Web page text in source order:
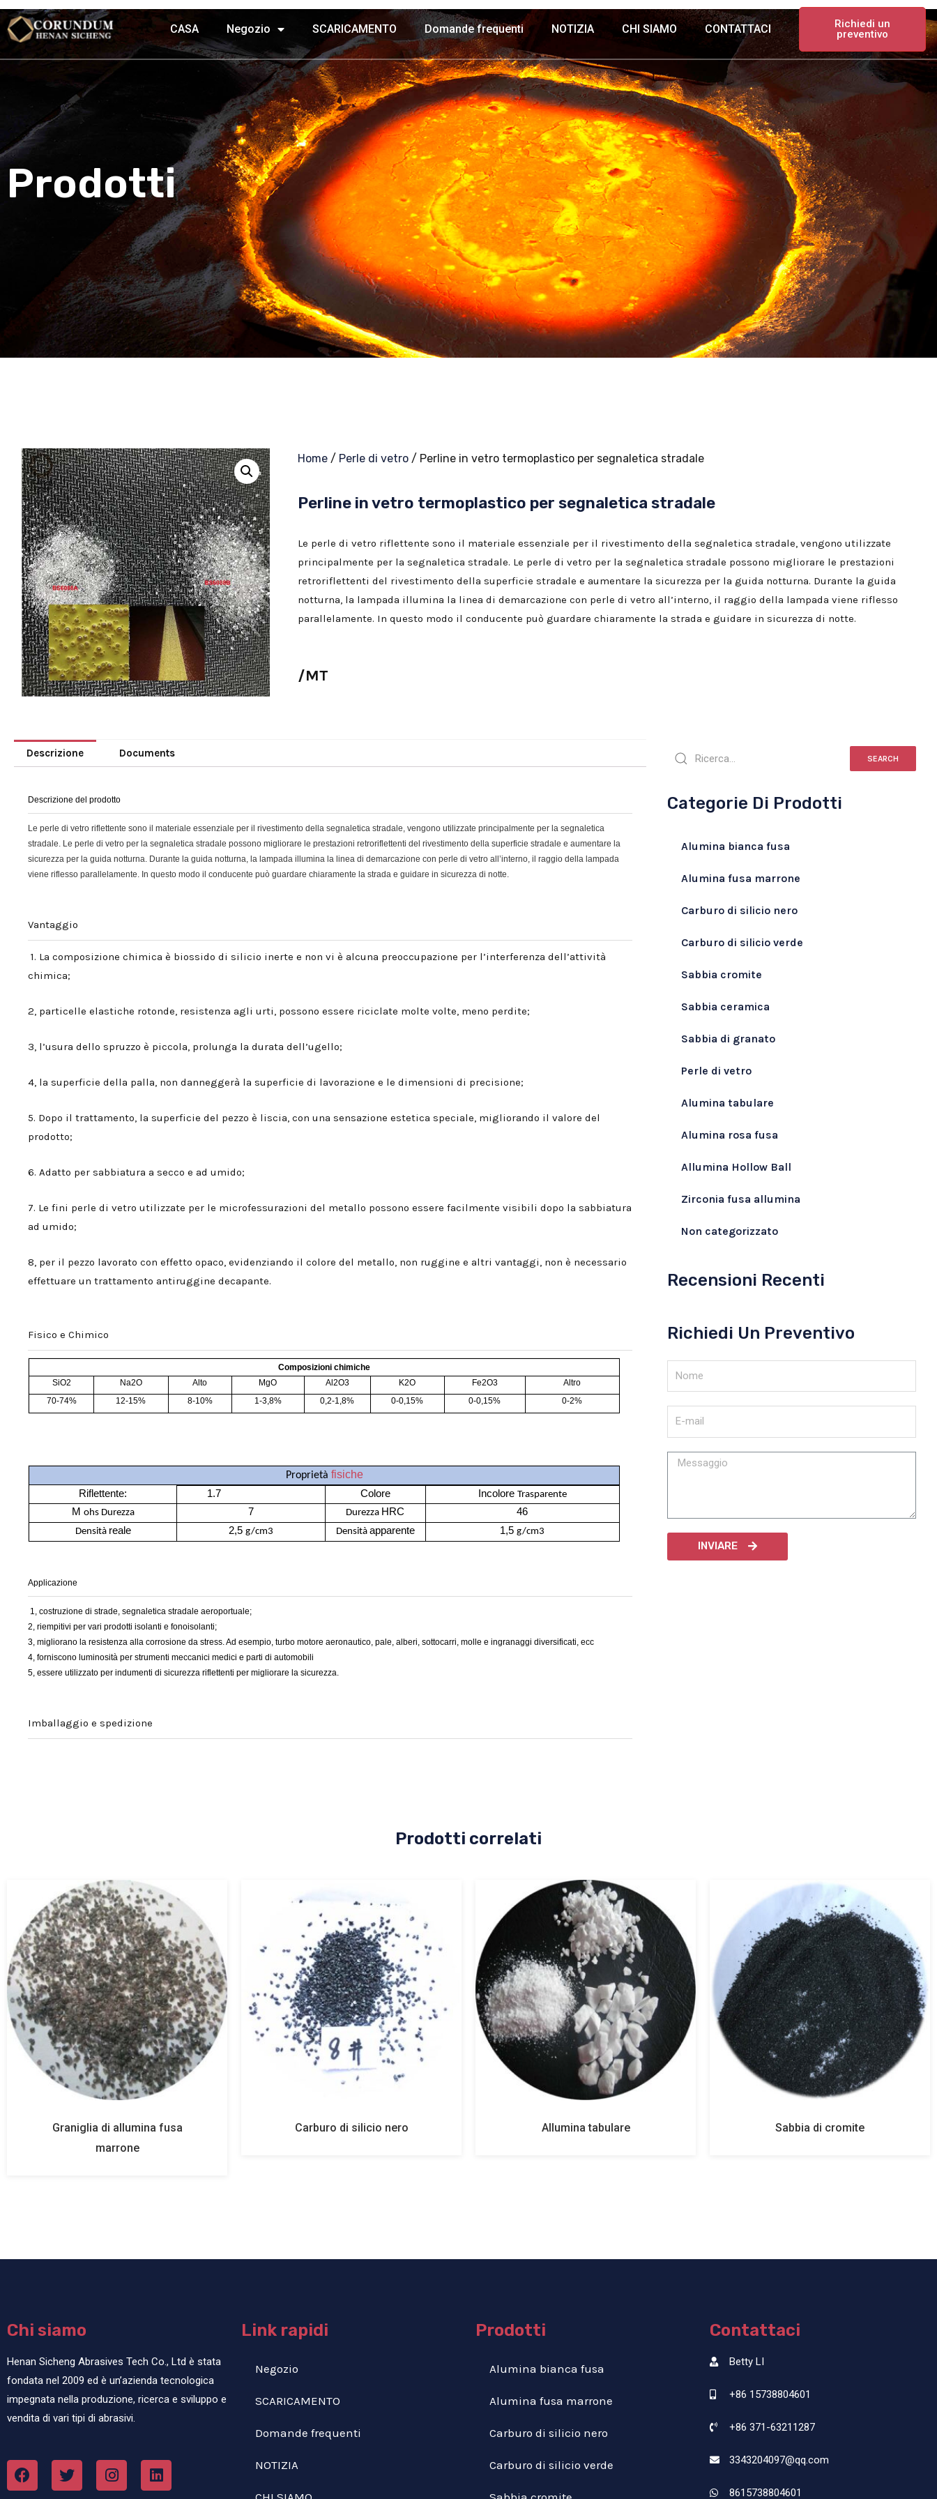
CASA Negozio SCARICAMENTO Domande frequenti NOTIZIA CHI SIAMO CONTATTACI
Richiedi un
preventivo
Prodotti
Home / Perle di vetro / Perline in vetro termoplastico per segnaletica stradale
Perline in vetro termoplastico per segnaletica stradale
Le perle di vetro riflettente sono il materiale essenziale per il rivestimento della segnaletica stradale, vengono utilizzate
principalmente per la segnaletica stradale. Le perle di vetro per la segnaletica stradale possono migliorare le prestazioni
retroriflettenti del rivestimento della superficie stradale e aumentare la sicurezza per la guida notturna. Durante la guida
notturna, la lampada illumina la linea di demarcazione con perle di vetro all’interno, il raggio della lampada viene riflesso
parallelamente. In questo modo il conducente può guardare chiaramente la strada e guidare in sicurezza di notte.
/MT
Descrizione Documents
Descrizione del prodotto
Le perle di vetro riflettente sono il materiale essenziale per il rivestimento della segnaletica stradale, vengono utilizzate principalmente per la segnaletica
stradale. Le perle di vetro per la segnaletica stradale possono migliorare le prestazioni retroriflettenti del rivestimento della superficie stradale e aumentare la
sicurezza per la guida notturna. Durante la guida notturna, la lampada illumina la linea di demarcazione con perle di vetro all’interno, il raggio della lampada
viene riflesso parallelamente. In questo modo il conducente può guardare chiaramente la strada e guidare in sicurezza di notte.
Vantaggio
1. La composizione chimica è biossido di silicio inerte e non vi è alcuna preoccupazione per l’interferenza dell’attività
chimica;
2, particelle elastiche rotonde, resistenza agli urti, possono essere riciclate molte volte, meno perdite;
3, l’usura dello spruzzo è piccola, prolunga la durata dell’ugello;
4, la superficie della palla, non danneggerà la superficie di lavorazione e le dimensioni di precisione;
5. Dopo il trattamento, la superficie del pezzo è liscia, con una sensazione estetica speciale, migliorando il valore del
prodotto;
6. Adatto per sabbiatura a secco e ad umido;
7. Le fini perle di vetro utilizzate per le microfessurazioni del metallo possono essere facilmente visibili dopo la sabbiatura
ad umido;
8, per il pezzo lavorato con effetto opaco, evidenziando il colore del metallo, non ruggine e altri vantaggi, non è necessario
effettuare un trattamento antiruggine decapante.
Fisico e Chimico
Composizioni chimiche
SiO2
Na2O Alto MgO Al2O3 K2O Fe2O3
Altro
70-74%
12-15% 8-10% 1-3,8% 0,2-1,8% 0-0,15% 0-0,15% 0-2%
Proprietà fisiche
Riflettente: 1.7 Colore Incolore Trasparente
M ohs Durezza 7 Durezza HRC 46
Densità reale 2,5 g/cm3 Densità apparente 1,5g/cm3
Applicazione
1, costruzione di strade, segnaletica stradale aeroportuale;
2, riempitivi per vari prodotti isolanti e fonoisolanti;
3, migliorano la resistenza alla corrosione da stress. Ad esempio, turbo motore aeronautico, pale, alberi, sottocarri, molle e ingranaggi diversificati, ecc
4, forniscono luminosità per strumenti meccanici medici e parti di automobili
5, essere utilizzato per indumenti di sicurezza riflettenti per migliorare la sicurezza.
Imballaggio e spedizione
SEARCH
Categorie Di Prodotti
Alumina bianca fusa
Alumina fusa marrone
Carburo di silicio nero
Carburo di silicio verde
Sabbia cromite
Sabbia ceramica
Sabbia di granato
Perle di vetro
Alumina tabulare
Alumina rosa fusa
Allumina Hollow Ball
Zirconia fusa allumina
Non categorizzato
Recensioni Recenti
Richiedi Un Preventivo
INVIARE
Prodotti correlati
Graniglia di allumina fusa
marrone
Carburo di silicio nero Allumina tabulare Sabbia di cromite
Chi siamo
Henan Sicheng Abrasives Tech Co., Ltd è stata
fondata nel 2009 ed è un’azienda tecnologica
impegnata nella produzione, ricerca e sviluppo e
vendita di vari tipi di abrasivi.
Link rapidi
Negozio
SCARICAMENTO
Domande frequenti
NOTIZIA
Prodotti
Alumina bianca fusa
Alumina fusa marrone
Carburo di silicio nero
Carburo di silicio verde
Contattaci
Betty LI
+86 15738804601
+86 371-63211287
3343204097@qq.com
8615738804601